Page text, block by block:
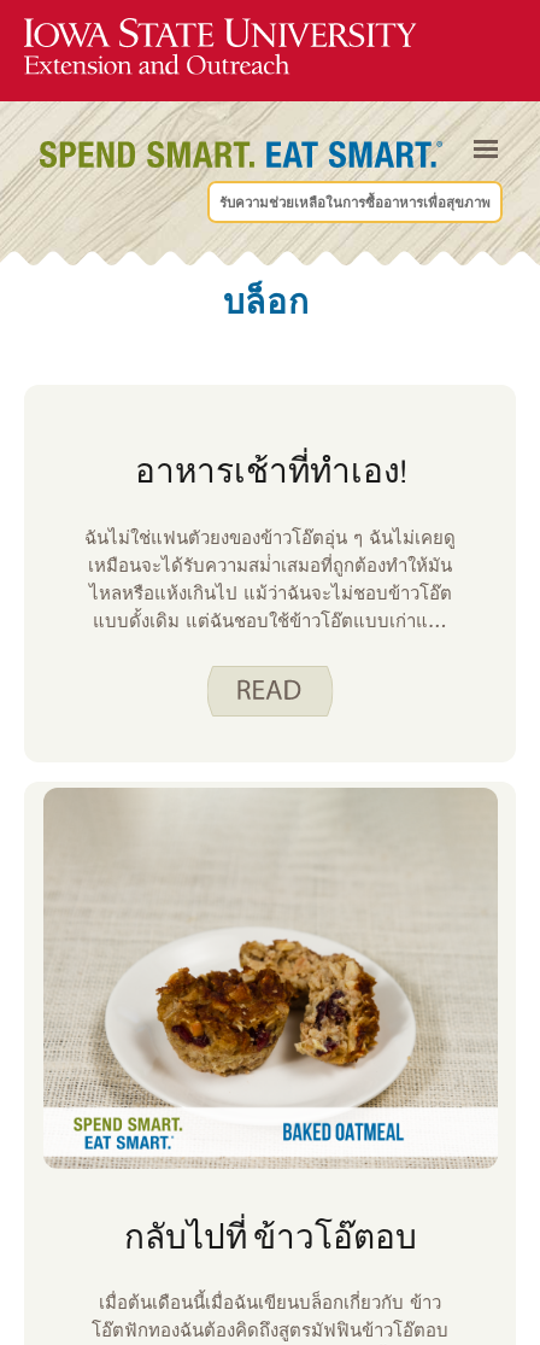
รับความช่วยเหลือในการซื้ออาหารเพื่อสุขภาพ
บล็อก
อาหารเช้าที่ทําเอง!
ฉันไม่ใช่แฟนตัวยงของข้าวโอ๊ตอุ่น ๆ ฉันไม่เคยดู
เหมือนจะได้รับความสม่ําเสมอที่ถูกต้องทําให้มัน
ไหลหรือแห้งเกินไป แม้ว่าฉันจะไม่ชอบข้าวโอ๊ต
แบบดั้งเดิม แต่ฉันชอบใช้ข้าวโอ๊ตแบบเก่าและ
ว่าภาชนะข้าวโอ๊ตของฉันบางครั้งอยู่ในตู้ครัว
โดยไม่มีใครแตะต้องเป็นเวลาหลายเดือน คิว
เพียง แต่จะได้ใช้สิ่งของในครัวของฉันซึ่งปกติจะ
กลับไปที่ ข้าวโอ๊ตอบ
เมื่อต้นเดือนนี้เมื่อฉันเขียนบล็อกเกี่ยวกับ ข้าว
โอ๊ตฟักทองฉันต้องคิดถึงสูตรมัฟฟินข้าวโอ๊ตอบ